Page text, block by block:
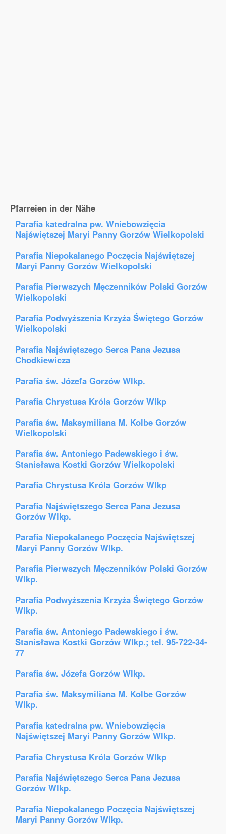
Pfarreien in der Nähe
Parafia katedralna pw. Wniebowzięcia
Najświętszej Maryi Panny Gorzów Wielkopolski
Parafia Niepokalanego Poczęcia Najświętszej
Maryi Panny Gorzów Wielkopolski
Parafia Pierwszych Męczenników Polski Gorzów
Wielkopolski
Parafia Podwyższenia Krzyża Świętego Gorzów
Wielkopolski
Parafia Najświętszego Serca Pana Jezusa
Chodkiewicza
Parafia św. Józefa Gorzów Wlkp.
Parafia Chrystusa Króla Gorzów Wlkp
Parafia św. Maksymiliana M. Kolbe Gorzów
Wielkopolski
Parafia św. Antoniego Padewskiego i św.
Stanisława Kostki Gorzów Wielkopolski
Parafia Chrystusa Króla Gorzów Wlkp
Parafia Najświętszego Serca Pana Jezusa
Gorzów Wlkp.
Parafia Niepokalanego Poczęcia Najświętszej
Maryi Panny Gorzów Wlkp.
Parafia Pierwszych Męczenników Polski Gorzów
Wlkp.
Parafia Podwyższenia Krzyża Świętego Gorzów
Wlkp.
Parafia św. Antoniego Padewskiego i św.
Stanisława Kostki Gorzów Wlkp.; tel. 95-722-34-
77
Parafia św. Józefa Gorzów Wlkp.
Parafia św. Maksymiliana M. Kolbe Gorzów
Wlkp.
Parafia katedralna pw. Wniebowzięcia
Najświętszej Maryi Panny Gorzów Wlkp.
Parafia Chrystusa Króla Gorzów Wlkp
Parafia Najświętszego Serca Pana Jezusa
Gorzów Wlkp.
Parafia Niepokalanego Poczęcia Najświętszej
Maryi Panny Gorzów Wlkp.